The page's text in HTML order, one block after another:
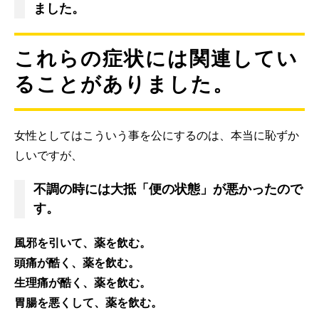
ました。
これらの症状には関連してい
ることがありました。
女性としてはこういう事を公にするのは、本当に恥ずか
しいですが、
不調の時には大抵「便の状態」が悪かったので
す。
風邪を引いて、薬を飲む。
頭痛が酷く、薬を飲む。
生理痛が酷く、薬を飲む。
胃腸を悪くして、薬を飲む。